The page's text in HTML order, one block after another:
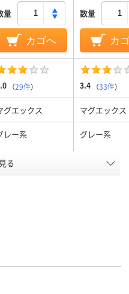
量
カゴへ
数量
カ
（29件） 3.4 （33件）
グエックス マグエックス
レー系 グレー系
る